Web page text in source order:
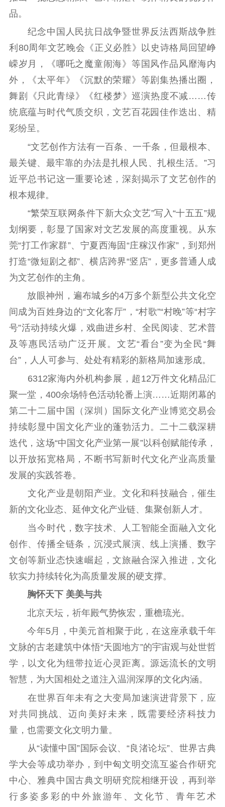
品。
纪念中国人民抗日战争暨世界反法西斯战争胜
利80周年文艺晚会《正义必胜》以史诗格局回望峥
嵘岁月，《哪吒之魔童闹海》等国风作品风靡海内
外，《太平年》《沉默的荣耀》等剧集热播出圈，
舞剧《只此青绿》《红楼梦》巡演热度不减……传
统底蕴与时代气质交织，文艺百花园佳作迭出、精
彩纷呈。
“文艺创作方法有一百条、一千条，但最根本、
最关键、最牢靠的办法是扎根人民、扎根生活。”习
近平总书记这一重要论述，深刻揭示了文艺创作的
根本规律。
“繁荣互联网条件下新大众文艺”写入“十五五”规
划纲要，彰显了国家对文艺发展的高度重视。从东
莞“打工作家群”、宁夏西海固“庄稼汉作家”，到郑州
打造“微短剧之都”、横店跨界“竖店”，更多普通人成
为文艺创作的主角。
放眼神州，遍布城乡的4万多个新型公共文化空
间成为百姓身边的“文化客厅”，“村歌”“村晚”等“村字
号”活动持续火爆，戏曲进乡村、全民阅读、艺术普
及等惠民活动广泛开展。文艺“看台”变为全民“舞
台”，人人可参与、处处有精彩的新格局加速形成。
6312家海内外机构参展，超12万件文化精品汇
聚一堂，400余场特色活动轮番上演……近期闭幕的
第二十二届中国（深圳）国际文化产业博览交易会
持续彰显中国文化产业的蓬勃活力。二十二载深耕
迭代，这场“中国文化产业第一展”以科创赋能传承，
以开放拓宽格局，不断书写新时代文化产业高质量
发展的实践答卷。
文化产业是朝阳产业。文化和科技融合，催生
新的文化业态、延伸文化产业链、集聚创新人才。
当今时代，数字技术、人工智能全面融入文化
创作、传播全链条，沉浸式展演、线上演播、数字
文创等新业态快速崛起，文旅融合深入推进，文化
软实力持续转化为高质量发展的硬支撑。
胸怀天下 美美与共
北京天坛，祈年殿气势恢宏，重檐琉光。
今年5月，中美元首相聚于此，在这座承载千年
文脉的古老建筑中体悟“天圆地方”的宇宙观与处世哲
学，以文化为纽带拉近心灵距离。源远流长的文明
智慧，为大国相处之道注入温润深厚的文化内涵。
在世界百年未有之大变局加速演进背景下，应
对共同挑战、迈向美好未来，既需要经济科技力
量，也需要文化文明力量。
从“读懂中国”国际会议、“良渚论坛”、世界古典
学大会等成功举办，到中匈文明交流互鉴合作研究
中心、雅典中国古典文明研究院相继开设，再到举
行多姿多彩的中外旅游年、文化节、青年艺术